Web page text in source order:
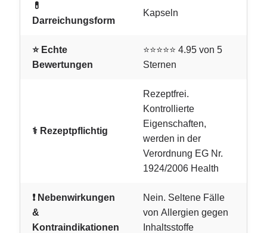
💊
Darreichungsform
Kapseln
⭐ Echte
Bewertungen
⭐⭐⭐⭐⭐ 4.95 von 5
Sternen
⚕️ Rezeptpflichtig
Rezeptfrei.
Kontrollierte
Eigenschaften,
werden in der
Verordnung EG Nr.
1924/2006 Health
❗ Nebenwirkungen
&
Kontraindikationen
Nein. Seltene Fälle
von Allergien gegen
Inhaltsstoffe